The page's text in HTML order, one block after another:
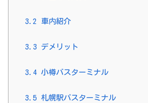
3.2 車内紹介
3.3 デメリット
3.4小樽バスターミナル
3.5 札幌駅バスターミナル